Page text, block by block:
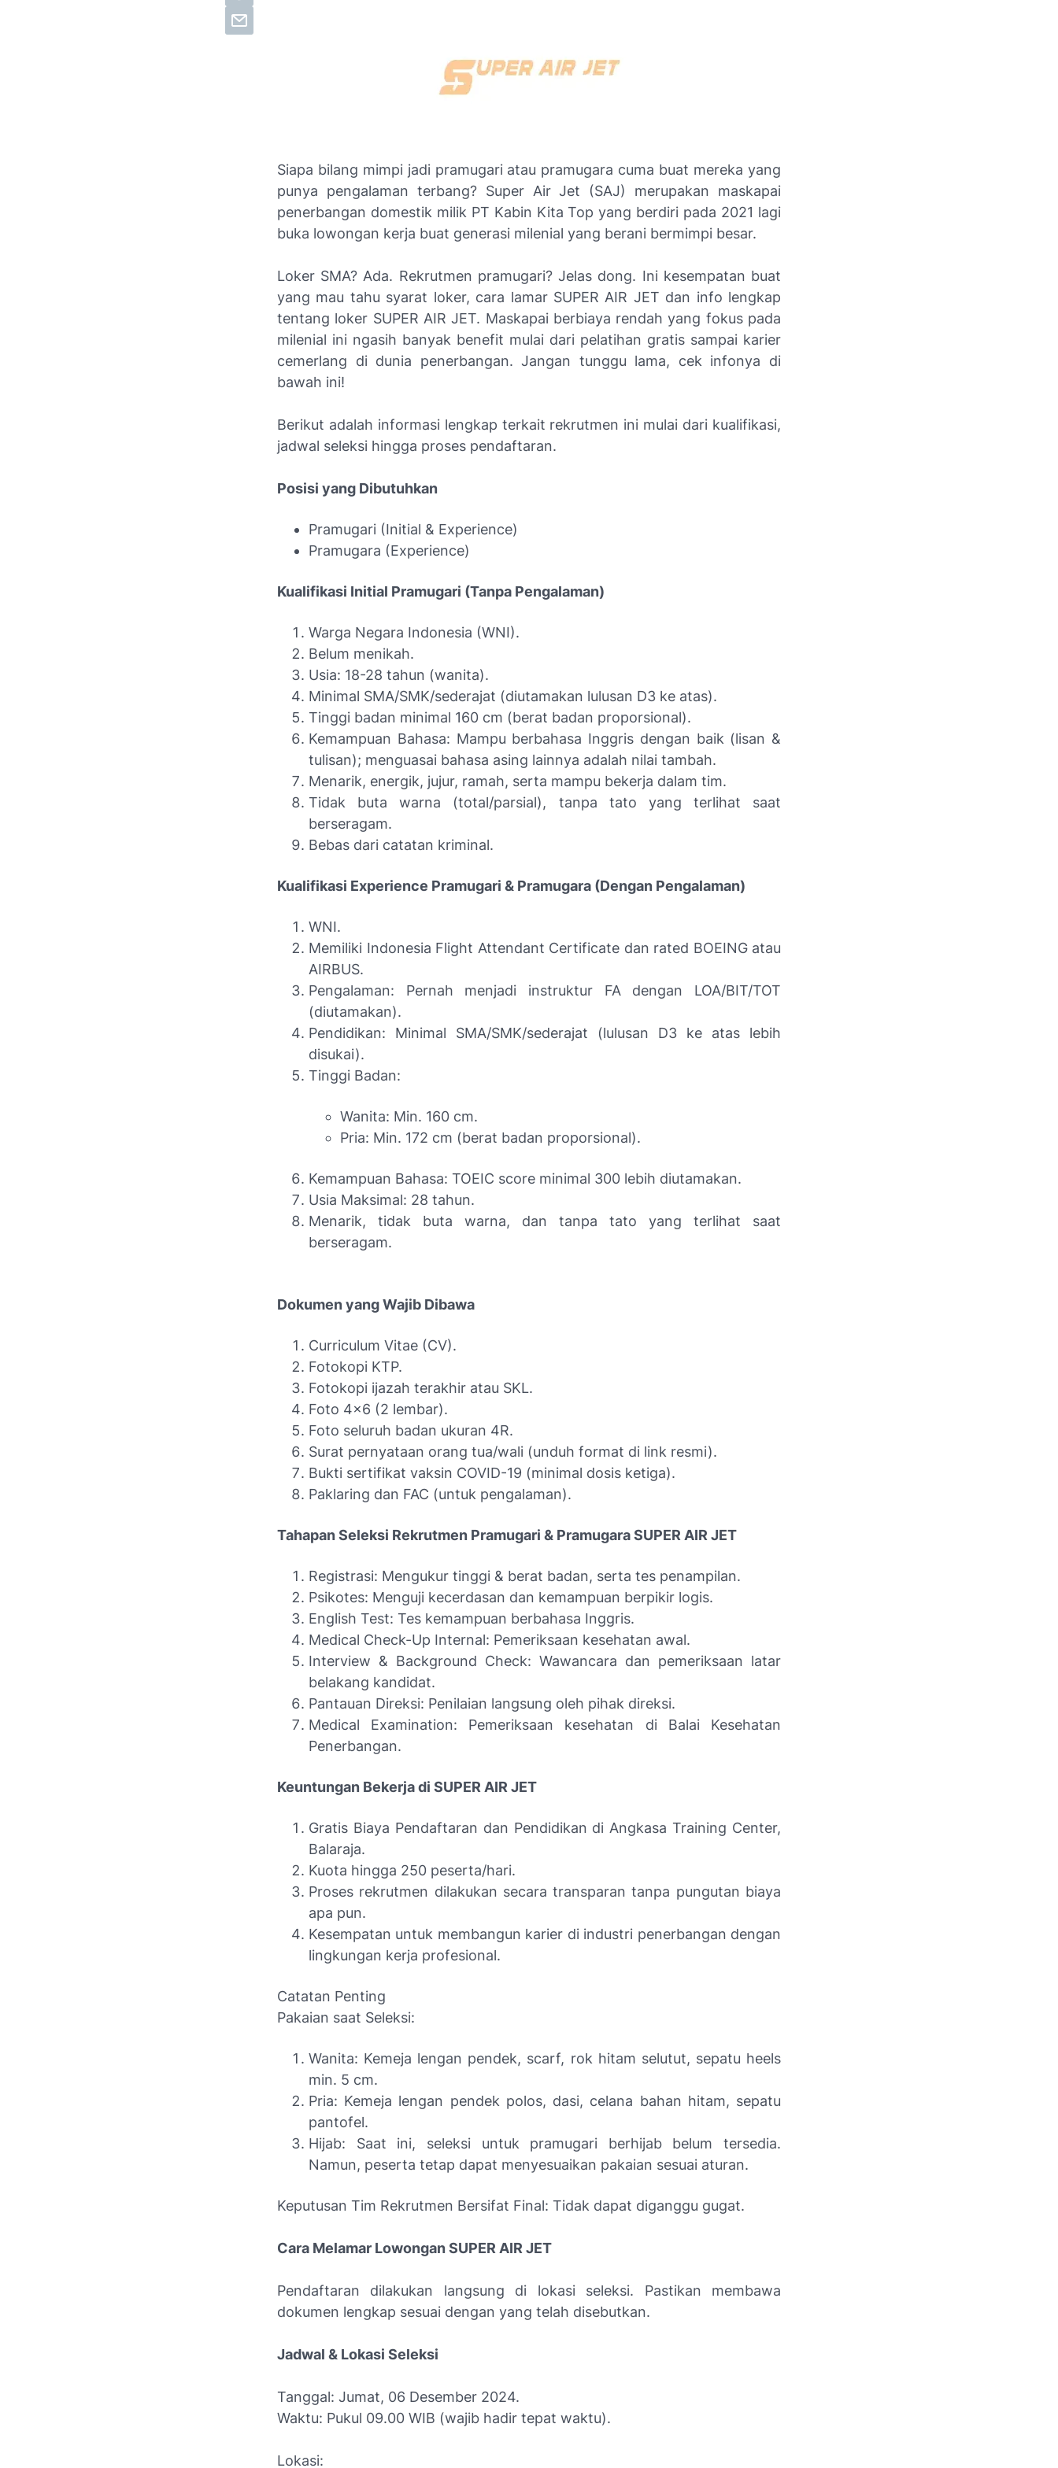
Siapa bilang mimpi jadi pramugari atau pramugara cuma buat mereka yang
punya pengalaman terbang? Super Air Jet (SAJ) merupakan maskapai
penerbangan domestik milik PT Kabin Kita Top yang berdiri pada 2021 lagi
buka lowongan kerja buat generasi milenial yang berani bermimpi besar.
Loker SMA? Ada. Rekrutmen pramugari? Jelas dong. Ini kesempatan buat
yang mau tahu syarat loker, cara lamar SUPER AIR JET dan info lengkap
tentang loker SUPER AIR JET. Maskapai berbiaya rendah yang fokus pada
milenial ini ngasih banyak benefit mulai dari pelatihan gratis sampai karier
cemerlang di dunia penerbangan. Jangan tunggu lama, cek infonya di
bawah ini!
Berikut adalah informasi lengkap terkait rekrutmen ini mulai dari kualifikasi,
jadwal seleksi hingga proses pendaftaran.
Posisi yang Dibutuhkan
Pramugari (Initial & Experience)
Pramugara (Experience)
Kualifikasi Initial Pramugari (Tanpa Pengalaman)
Warga Negara Indonesia (WNI).
Belum menikah.
Usia: 18-28 tahun (wanita).
Minimal SMA/SMK/sederajat (diutamakan lulusan D3 ke atas).
Tinggi badan minimal 160 cm (berat badan proporsional).
Kemampuan Bahasa: Mampu berbahasa Inggris dengan baik (lisan &
tulisan); menguasai bahasa asing lainnya adalah nilai tambah.
Menarik, energik, jujur, ramah, serta mampu bekerja dalam tim.
Tidak buta warna (total/parsial), tanpa tato yang terlihat saat
berseragam.
Bebas dari catatan kriminal.
Kualifikasi Experience Pramugari & Pramugara (Dengan Pengalaman)
WNI.
Memiliki Indonesia Flight Attendant Certificate dan rated BOEING atau
AIRBUS.
Pengalaman: Pernah menjadi instruktur FA dengan LOA/BIT/TOT
(diutamakan).
Pendidikan: Minimal SMA/SMK/sederajat (lulusan D3 ke atas lebih
disukai).
Tinggi Badan:
Wanita: Min. 160 cm.
Pria: Min. 172 cm (berat badan proporsional).
Kemampuan Bahasa: TOEIC score minimal 300 lebih diutamakan.
Usia Maksimal: 28 tahun.
Menarik, tidak buta warna, dan tanpa tato yang terlihat saat
berseragam.
Dokumen yang Wajib Dibawa
Curriculum Vitae (CV).
Fotokopi KTP.
Fotokopi ijazah terakhir atau SKL.
Foto 4x6 (2 lembar).
Foto seluruh badan ukuran 4R.
Surat pernyataan orang tua/wali (unduh format di link resmi).
Bukti sertifikat vaksin COVID-19 (minimal dosis ketiga).
Paklaring dan FAC (untuk pengalaman).
Tahapan Seleksi Rekrutmen Pramugari & Pramugara SUPER AIR JET
Registrasi: Mengukur tinggi & berat badan, serta tes penampilan.
Psikotes: Menguji kecerdasan dan kemampuan berpikir logis.
English Test: Tes kemampuan berbahasa Inggris.
Medical Check-Up Internal: Pemeriksaan kesehatan awal.
Interview & Background Check: Wawancara dan pemeriksaan latar
belakang kandidat.
Pantauan Direksi: Penilaian langsung oleh pihak direksi.
Medical Examination: Pemeriksaan kesehatan di Balai Kesehatan
Penerbangan.
Keuntungan Bekerja di SUPER AIR JET
Gratis Biaya Pendaftaran dan Pendidikan di Angkasa Training Center,
Balaraja.
Kuota hingga 250 peserta/hari.
Proses rekrutmen dilakukan secara transparan tanpa pungutan biaya
apa pun.
Kesempatan untuk membangun karier di industri penerbangan dengan
lingkungan kerja profesional.
Catatan Penting
Pakaian saat Seleksi:
Wanita: Kemeja lengan pendek, scarf, rok hitam selutut, sepatu heels
min. 5 cm.
Pria: Kemeja lengan pendek polos, dasi, celana bahan hitam, sepatu
pantofel.
Hijab: Saat ini, seleksi untuk pramugari berhijab belum tersedia.
Namun, peserta tetap dapat menyesuaikan pakaian sesuai aturan.
Keputusan Tim Rekrutmen Bersifat Final: Tidak dapat diganggu gugat.
Cara Melamar Lowongan SUPER AIR JET
Pendaftaran dilakukan langsung di lokasi seleksi. Pastikan membawa
dokumen lengkap sesuai dengan yang telah disebutkan.
Jadwal & Lokasi Seleksi
Tanggal: Jumat, 06 Desember 2024.
Waktu: Pukul 09.00 WIB (wajib hadir tepat waktu).
Lokasi: